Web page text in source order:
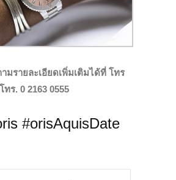
มรายละเอียดเพิ่มเติมได้ที่ โทร
ทร. 0 2163 0555
#orisAquisDate